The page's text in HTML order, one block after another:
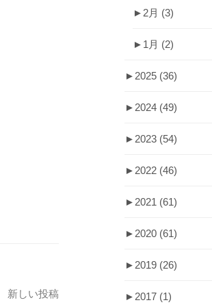
新しい投稿
► 2月 (3)
► 1月 (2)
► 2025 (36)
► 2024 (49)
► 2023 (54)
► 2022 (46)
► 2021 (61)
► 2020 (61)
► 2019 (26)
► 2017 (1)